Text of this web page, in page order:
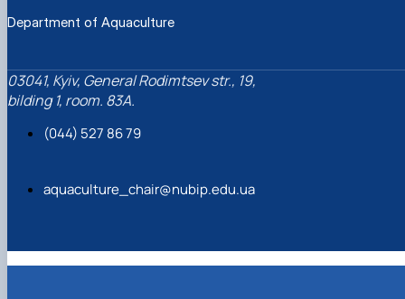
Department of Aquaculture
03041, Kyiv, General Rodimtsev str., 19,
bilding 1, room. 83A.
(044) 527 86 79
aquaculture_chair@nubip.edu.ua